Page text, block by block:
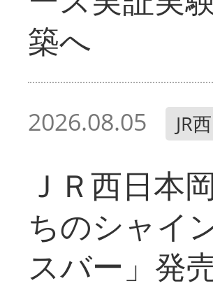
築へ
2026.08.05 JR
ＪＲ西日本
ちのシャイ
スバー」発